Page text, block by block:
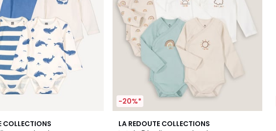
COLLECTIONS
-20%*
LA REDOUTE COLLECTIONS
4,1